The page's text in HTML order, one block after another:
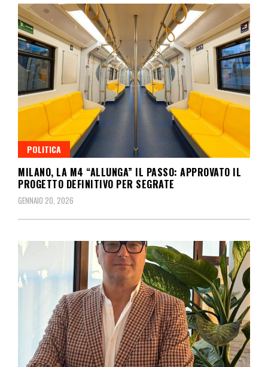
POLITICA
MILANO, LA M4 “ALLUNGA” IL PASSO: APPROVATO IL
PROGETTO DEFINITIVO PER SEGRATE
GENNAIO 20, 2026